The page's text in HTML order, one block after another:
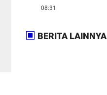
08:31
BERITA LAINNYA